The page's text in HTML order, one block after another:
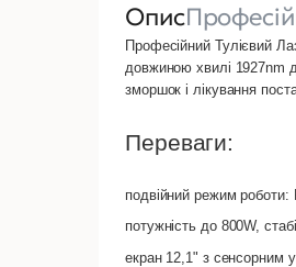
Опис
Професійний Тулієвий
довжиною хвилі 1927nm
зморшок і лікування
Переваги:
подвійний режим роботи:
потужність до 800W,
екран 12,1" з сенсорним